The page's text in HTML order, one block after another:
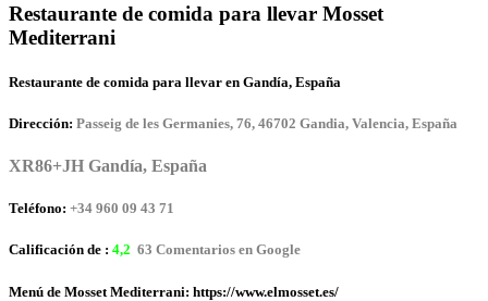
Restaurante de comida para llevar Mosset
Mediterrani
Restaurante de comida para llevar en Gandía, España
Dirección: Passeig de les Germanies, 76, 46702 Gandia, Valencia, España
XR86+JH Gandía, España
Teléfono: +34 960 09 43 71
Calificación de : 4,2 63 Comentarios en Google
Menú de Mosset Mediterrani: https://www.elmosset.es/